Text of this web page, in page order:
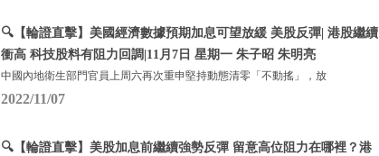
🔍【輪證直擊】美國經濟數據預期加息可望放緩 美股反彈| 港股繼續
衝高 科技股料有阻力回調|11月7日 星期一 朱子昭 朱明亮
中國內地衛生部門官員上周六再次重申堅持動態清零「不動搖」，放
2022/11/07
🔍【輪證直擊】美股加息前繼續強勢反彈 留意高位阻力在哪裡？港